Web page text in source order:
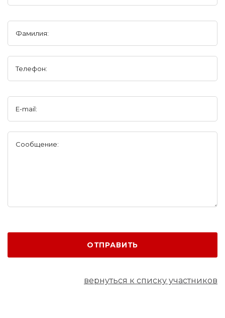
Фамилия:
Телефон:
E-mail:
Сообщение:
ОТПРАВИТЬ
вернуться к списку участников